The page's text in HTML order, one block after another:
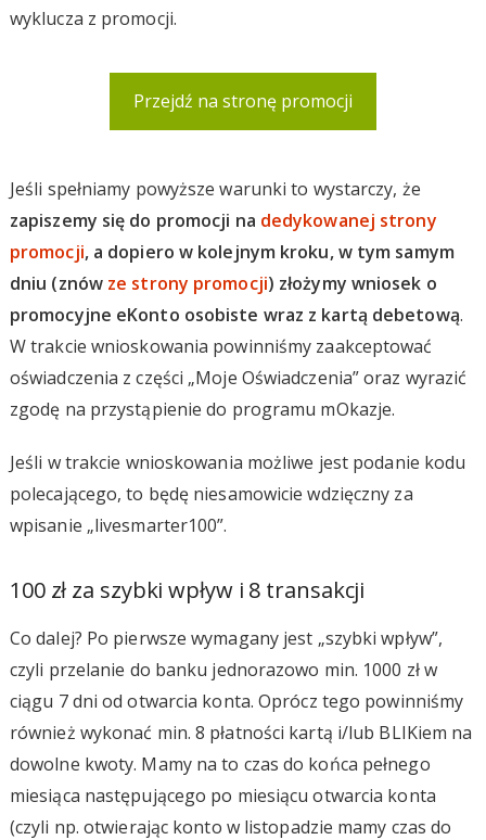
wyklucza z promocji.
Przejdź na stronę promocji
Jeśli spełniamy powyższe warunki to wystarczy, że
zapiszemy się do promocji na dedykowanej strony
promocji, a dopiero w kolejnym kroku, w tym samym
dniu (znów ze strony promocji) złożymy wniosek o
promocyjne eKonto osobiste wraz z kartą debetową.
W trakcie wnioskowania powinniśmy zaakceptować
oświadczenia z części „Moje Oświadczenia” oraz wyrazić
zgodę na przystąpienie do programu mOkazje.
Jeśli w trakcie wnioskowania możliwe jest podanie kodu
polecającego, to będę niesamowicie wdzięczny za
wpisanie „livesmarter100”.
100 zł za szybki wpływ i 8 transakcji
Co dalej? Po pierwsze wymagany jest „szybki wpływ”,
czyli przelanie do banku jednorazowo min. 1000 zł w
ciągu 7 dni od otwarcia konta. Oprócz tego powinniśmy
również wykonać min. 8 płatności kartą i/lub BLIKiem na
dowolne kwoty. Mamy na to czas do końca pełnego
miesiąca następującego po miesiącu otwarcia konta
(czyli np. otwierając konto w listopadzie mamy czas do